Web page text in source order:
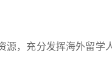
，充分发挥海外留